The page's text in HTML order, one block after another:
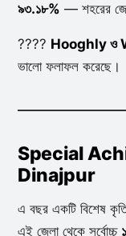
৯৩.১৮% — শহরের
???? Hooghly ও
ভালো ফলাফল করেছে।
Special
Dinajpur
এ বছর একটি বিশেষ
এই জেলা থেকে সর্বোচ্চ